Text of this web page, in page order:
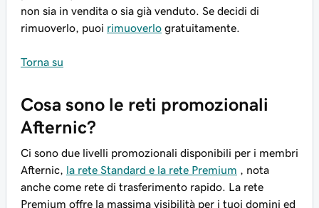
non sia in vendita o sia già venduto. Se decidi di
rimuoverlo, puoi rimuoverlo gratuitamente.
Torna su
Cosa sono le reti promozionali
Afternic?
Ci sono due livelli promozionali disponibili per i membri
Afternic, la rete Standard e la rete Premium , nota
anche come rete di trasferimento rapido. La rete
Premium offre la massima visibilità per i tuoi domini ed